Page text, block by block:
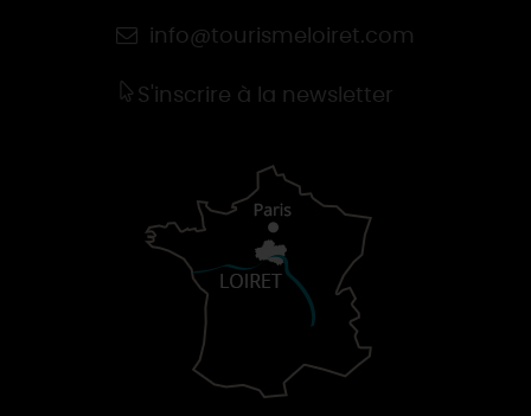
info@tourismeloiret.com
S'inscrire à la newsletter